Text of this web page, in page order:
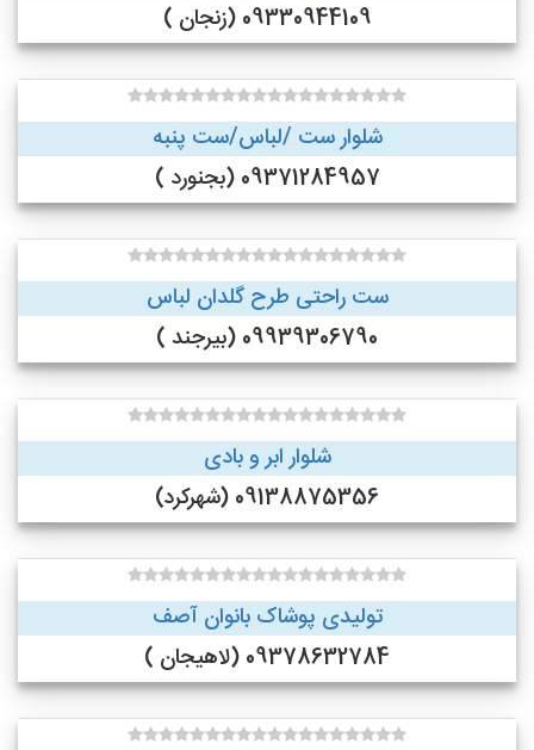
09330944109 (زنجان )
شلوار ست /لباس/ست پنبه
09371284957 (بجنورد )
ست راحتی طرح گلدان لباس
09939306790 (بیرجند )
شلوار ابر و بادی
09138875356 (شهرکرد)
تولیدی پوشاک بانوان آصف
09378632784 (لاهیجان )